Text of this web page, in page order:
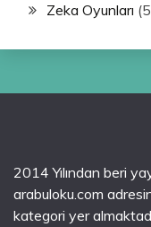
Zeka Oyunları
2014 Yılından beri
arabuloku.com
kategori yer